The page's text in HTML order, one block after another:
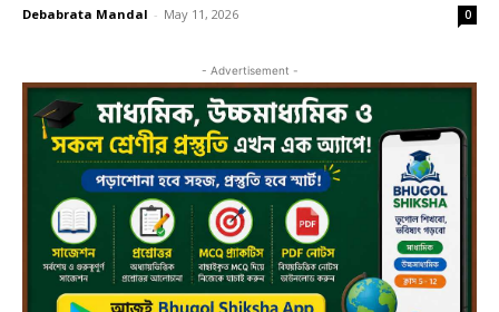
Debabrata Mandal - May 11, 2026 0
- Advertisement -